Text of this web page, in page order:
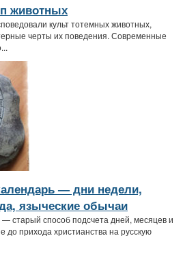
животных
культ тотемных животных,
черты их поведения. Современные
— дни недели,
языческие обычаи
старый способ подсчета дней, месяцев и
до прихода христианства на русскую